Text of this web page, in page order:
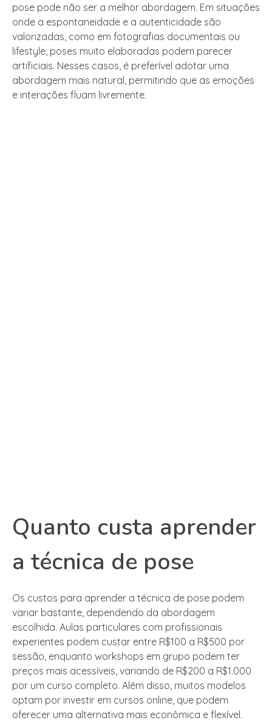
pose pode não ser a melhor abordagem. Em situações
onde a espontaneidade e a autenticidade são
valorizadas, como em fotografias documentais ou
lifestyle, poses muito elaboradas podem parecer
artificiais. Nesses casos, é preferível adotar uma
abordagem mais natural, permitindo que as emoções
e interações fluam livremente.
Quanto custa aprender
a técnica de pose
Os custos para aprender a técnica de pose podem
variar bastante, dependendo da abordagem
escolhida. Aulas particulares com profissionais
experientes podem custar entre R$100 a R$500 por
sessão, enquanto workshops em grupo podem ter
preços mais acessíveis, variando de R$200 a R$1.000
por um curso completo. Além disso, muitos modelos
optam por investir em cursos online, que podem
oferecer uma alternativa mais econômica e flexível.